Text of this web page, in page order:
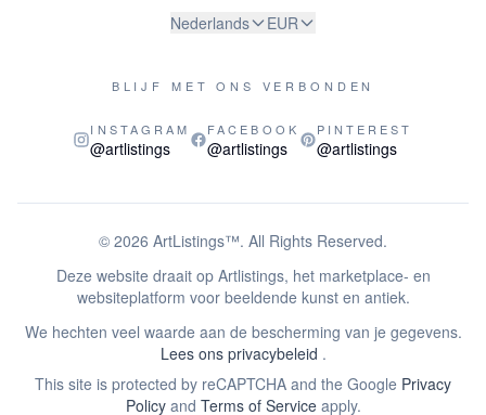
Nederlands EUR
BLIJF MET ONS VERBONDEN
INSTAGRAM
@artlistings
FACEBOOK
@artlistings
PINTEREST
@artlistings
© 2026 ArtListings™. All Rights Reserved.
Deze website draait op Artlistings, het marketplace- en
websiteplatform voor beeldende kunst en antiek.
We hechten veel waarde aan de bescherming van je gegevens.
Lees ons privacybeleid .
This site is protected by reCAPTCHA and the Google Privacy
Policyand Terms of Serviceapply.